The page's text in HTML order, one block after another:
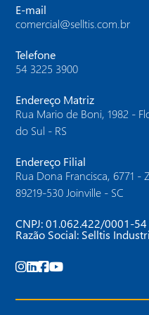
E-mail
comercial@selltis.com.br
Telefone
54 3225 3900
Endereço Matriz
Rua Mario de Boni, 1982 -
do Sul - RS
Endereço Filial
Rua Dona Francisca, 6771
89219-530 Joinville - SC
CNPJ: 01.062.422/0001-54
Razão Social: Selltis